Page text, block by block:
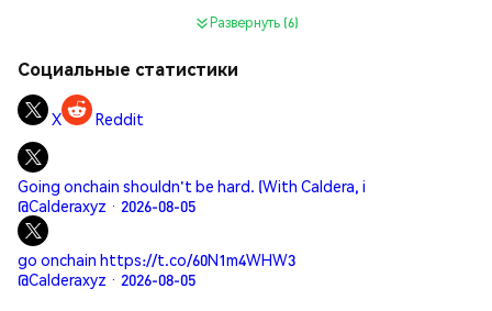
Развернуть (6)
Социальные статистики
X Reddit
Going onchain shouldn't be hard. (With Caldera, i
@Calderaxyz · 2026-08-05
go onchain https://t.co/60N1m4WHW3
@Calderaxyz · 2026-08-05